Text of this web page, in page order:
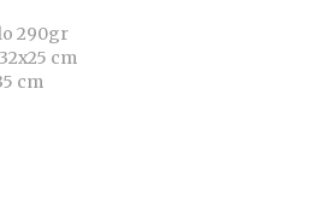
290gr
cm
cm